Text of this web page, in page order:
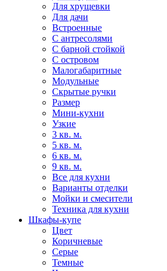
Для хрущевки
Для дачи
Встроенные
С антресолями
С барной стойкой
С островом
Малогабаритные
Модульные
Скрытые ручки
Размер
Мини-кухни
Узкие
3 кв. м.
5 кв. м.
6 кв. м.
9 кв. м.
Все для кухни
Варианты отделки
Мойки и смесители
Техника для кухни
Шкафы-купе
Цвет
Коричневые
Серые
Темные